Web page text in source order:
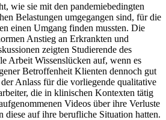
wie sie mit den pandemiebedingten
Belastungen umgegangen sind, für die
einen Umgang finden mussten. Die
Anstieg an Erkrankten und
zeigten Studierende des
Arbeit Wissenslücken auf, wenn es
Betroffenheit Klienten dennoch gut
Anlass für die vorliegende qualitative
die in klinischen Kontexten tätig
Videos über ihre Verluste
auf ihre berufliche Situation hatten.